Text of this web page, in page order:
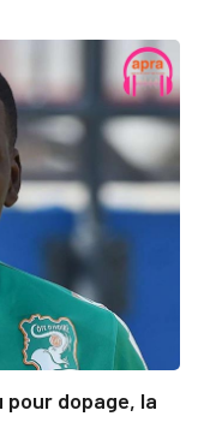
pour dopage, la